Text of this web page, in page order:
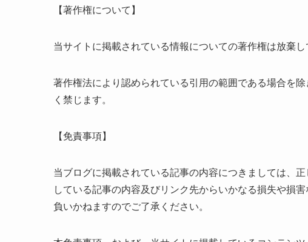
【著作権について】
当サイトに掲載されている情報についての著作権は放棄し
著作権法により認められている引用の範囲である場合を
く禁じます。
【免責事項】
当ブログに掲載されている記事の内容につきましては、
している記事の内容及びリンク先からいかなる損失や損
負いかねますのでご了承ください。